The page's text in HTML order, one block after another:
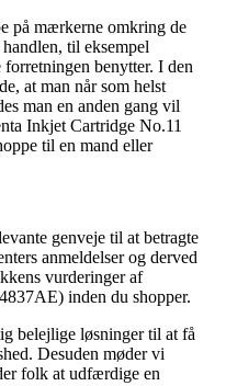
på mærkerne omkring de
til eksempel
benytter. I den
at man når som helst
man en anden gang vil
Inkjet Cartridge No.11
til en mand eller
genveje til at betragte
anmeldelser og derved
vurderinger af
inden du shopper.
belejlige løsninger til at få
Desuden møder vi
folk at udfærdige en